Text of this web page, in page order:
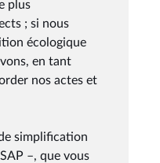
plus
; si nous
écologique
en tant
nos actes et
simplification
–, que vous